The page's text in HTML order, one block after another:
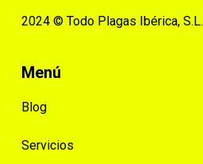
2024 © Todo Plagas Ibérica, S.L.
Menú
Blog
Servicios